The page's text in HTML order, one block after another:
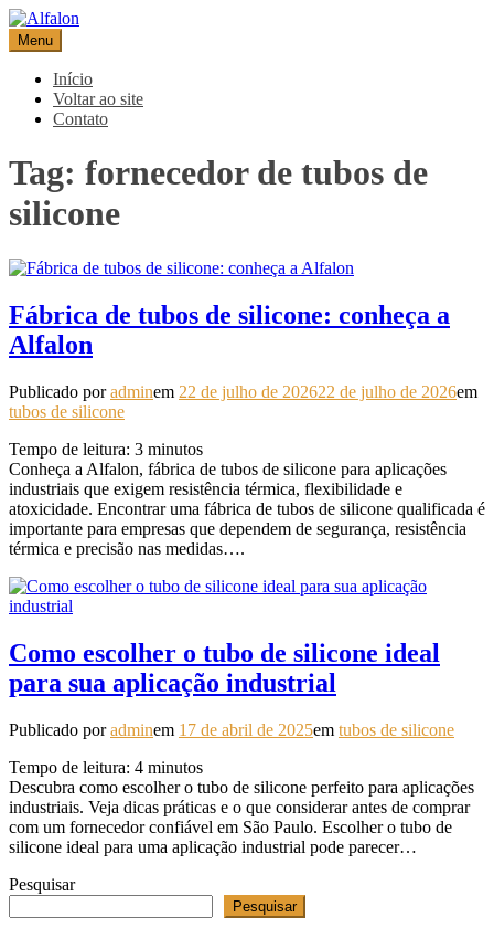
Pular
para
o
conteúdo
Alfalon
comércio e serviços pertinentes aos produtos de embalagens
Menu
Início
Voltar ao site
Contato
Tag: fornecedor de tubos de
silicone
Fábrica de tubos de silicone: conheça a
Alfalon
Publicado poradminem 22 de julho de 202622 de julho de 2026em
tubos de silicone
Tempo de leitura: 3 minutos
Conheça a Alfalon, fábrica de tubos de silicone para aplicações
industriais que exigem resistência térmica, flexibilidade e
atoxicidade. Encontrar uma fábrica de tubos de silicone qualificada é
importante para empresas que dependem de segurança, resistência
térmica e precisão nas medidas….
Como escolher o tubo de silicone ideal
para sua aplicação industrial
Publicado poradminem 17 de abril de 2025em tubos de silicone
Tempo de leitura: 4 minutos
Descubra como escolher o tubo de silicone perfeito para aplicações
industriais. Veja dicas práticas e o que considerar antes de comprar
com um fornecedor confiável em São Paulo. Escolher o tubo de
silicone ideal para uma aplicação industrial pode parecer…
Pesquisar
Pesquisar